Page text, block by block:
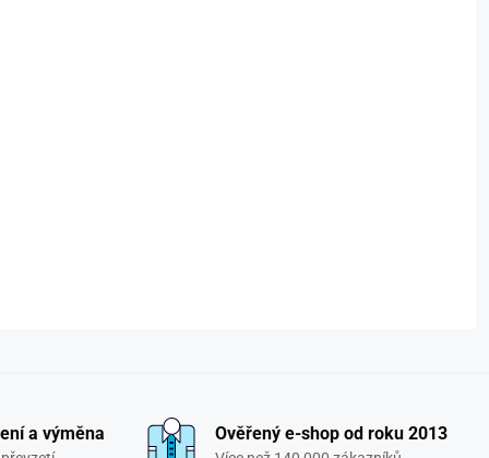
a výměna Ověřený e-shop od roku 2013